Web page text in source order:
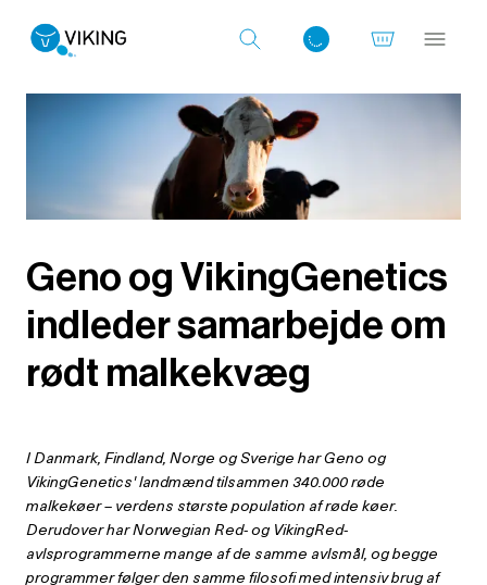
Log ind med det samme
Geno og VikingGenetics
indleder samarbejde om
rødt malkekvæg
I Danmark, Findland, Norge og Sverige har Geno og
VikingGenetics' landmænd tilsammen 340.000 røde
malkekøer – verdens største population af røde køer.
Derudover har Norwegian Red- og VikingRed-
avlsprogrammerne mange af de samme avlsmål, og begge
programmer følger den samme filosofi med intensiv brug af